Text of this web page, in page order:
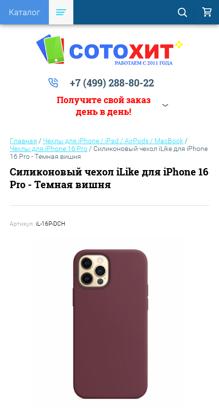
Каталог
+7 (499) 288-80-22
Получите свой заказ
день в день!
Главная / Чехлы для iPhone / iPad / AirPods / MacBook /
Чехлы для iPhone 16 Pro / Силиконовый чехол iLike для iPhone
16 Pro - Темная вишня
Силиконовый чехол iLike для iPhone 16
Pro - Темная вишня
Артикул: iL-16P-DCH